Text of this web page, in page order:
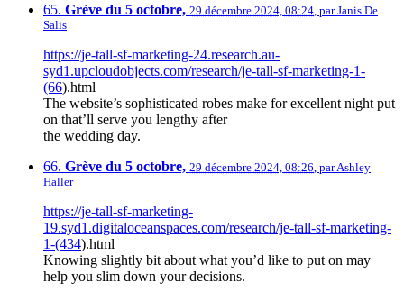
65. Grève du 5 octobre, 29 décembre 2024, 08:24 parJanis De
Salis
https://je-tall-sf-marketing-24.research.au-
syd1.upcloudobjects.com/research/je-tall-sf-marketing-1-
(66).html
The website’s sophisticated robes make for excellent night put
on that’ll serve you lengthy after
the wedding day.
66. Grève du 5 octobre, 29 décembre 2024, 08:26 parAshley
Haller
https://je-tall-sf-marketing-
19.syd1.digitaloceanspaces.com/research/je-tall-sf-marketing-
1-(434).html
Knowing slightly bit about what you’d like to put on may
help you slim down your decisions.